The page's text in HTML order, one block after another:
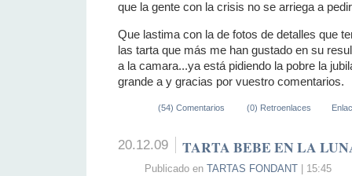
que la gente con la crisis no se arriega a
Que lastima con la de fotos de detalles que
las tarta que más me han gustado en su
a la camara...ya está pidiendo la pobre la
grande a y gracias por vuestro comentarios.
(54) Comentarios (0) Retroenlaces
20.12.09 TARTA BEBE EN LA
Publicado en TARTAS FONDANT| 15:45